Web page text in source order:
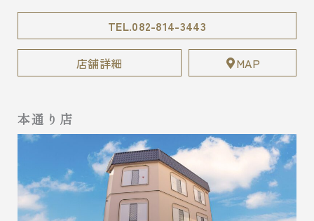
TEL.082-814-3443
店舗詳細 MAP
本通り店